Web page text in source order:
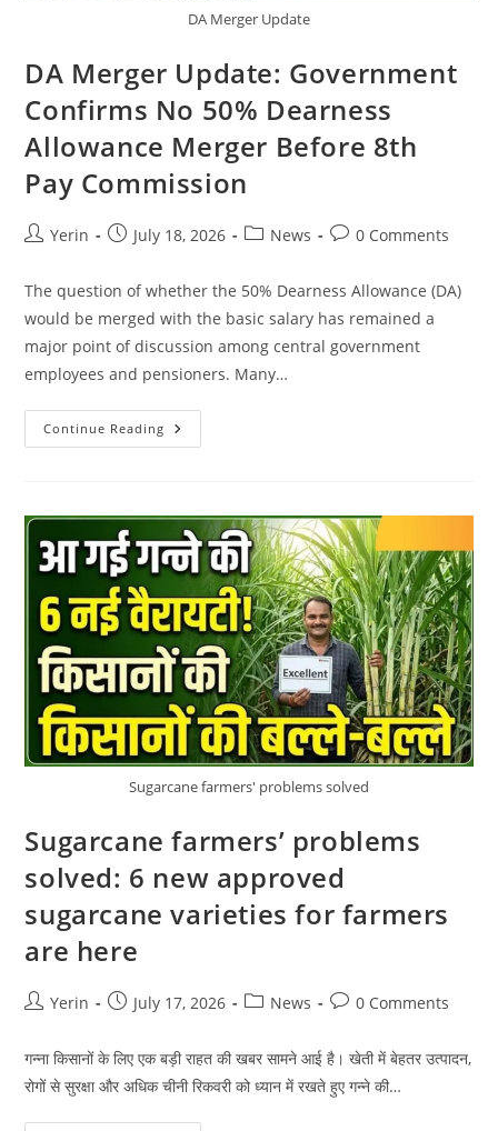
DA Merger Update
DA Merger Update: Government
Confirms No 50% Dearness
Allowance Merger Before 8th
Pay Commission
PostYerin
PostJuly 18, 2026
PostNews
Post0 Comments
The question of whether the 50% Dearness Allowance (DA)
would be merged with the basic salary has remained a
major point of discussion among central government
employees and pensioners. Many…
Continue Reading DA
Merger
50%
Dearness
Allowance
Merger
Before
8th
Pay
Commission
Sugarcane farmers' problems solved
Sugarcane farmers’ problems
solved: 6 new approved
sugarcane varieties for farmers
are here
PostYerin
PostJuly 17, 2026
PostNews
Post0 Comments
गन्ना किसानों के लिए एक बड़ी राहत की खबर सामने आई है। खेती में बेहतर उत्पादन,
रोगों से सुरक्षा और अधिक चीनी रिकवरी को ध्यान में रखते हुए गन्ने की…